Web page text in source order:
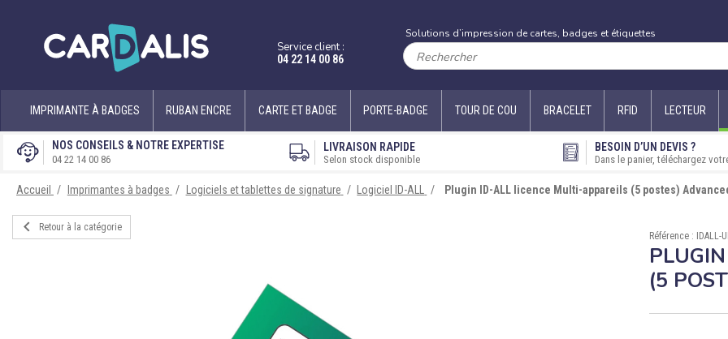
Service client :
04 22 14 00 86
Solutions d’impression de cartes, badges et étiquettes
IMPRIMANTE À BADGES RUBAN ENCRE CARTE ET BADGE PORTE-BADGE TOUR DE COU BRACELET RFID LECTEUR
NOS CONSEILS & NOTRE EXPERTISE
04 22 14 00 86
LIVRAISON RAPIDE
Selon stock disponible
BESOIN D’UN DEVIS ?
Dans le panier, téléchargez
Accueil Imprimantes à badges Logiciels et tablettes de signature Logiciel ID-ALL Plugin ID-ALL licence Multi-appareils (5 postes)

Retour à la catégorie
Référence : IDALL-
(5